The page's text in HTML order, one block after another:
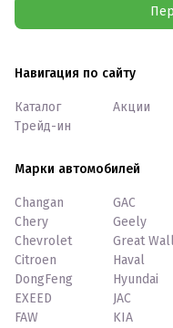
Навигация по сайту
Каталог
Трейд-ин
Акции
Марки автомобилей
Changan
Chery
Chevrolet
Citroen
DongFeng
EXEED
FAW
GAC
Geely
Great
Haval
Hyundai
JAC
KIA